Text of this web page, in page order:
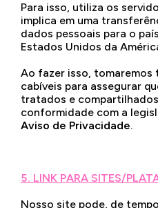
Para isso, utiliza os
implica em uma
dados pessoais para o
Estados Unidos da
Ao fazer isso, tomaremos
cabíveis para assegurar
tratados e
conformidade com a
Aviso de Privacidade.
5. LINK PARA SITES/
Nosso site pode, de